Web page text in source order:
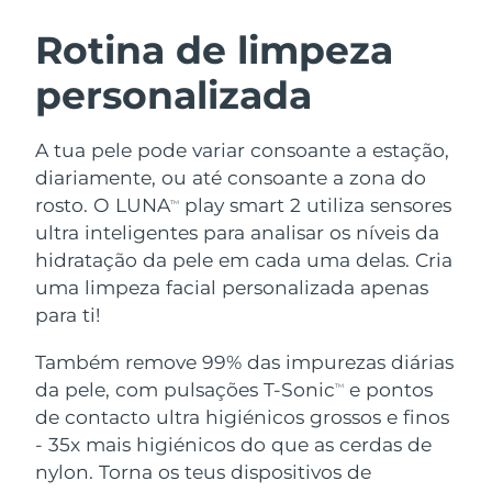
Rotina de limpeza
personalizada
A tua pele pode variar consoante a estação,
diariamente, ou até consoante a zona do
rosto. O LUNATM
play smart 2 utiliza sensores
ultra inteligentes para analisar os níveis da
hidratação da pele em cada uma delas. Cria
uma limpeza facial personalizada apenas
para ti!
Também remove 99% das impurezas diárias
da pele, com pulsações T-SonicTM
e pontos
de contacto ultra higiénicos grossos e finos
- 35x mais higiénicos do que as cerdas de
nylon. Torna os teus dispositivos de
LUNA™ 4 kit
Anti-aging massage
LUNA™ 4 Plus
LUNA™ 4 Men
For men, anti-aging massage
BEAR™ 2 kit
Microcurrent toning
BEAR™ 2 go
BEAR™ 2 eyes & lips
Microcurrent line smoothing device
Hidratação
UFO™ 3 kit
UFO™ 3 LED
Near-infrared and red light therapy
device
Cuidado oral
issa™ 4 plus
Smart hybrid silicone sonic toothbrush
TRATAMENTO ANTIENVELHECIMENTO
FAQ™
Antienvelhecimento Tratamentos LED
NEW
Áustria
Barein Entrega prevista
Bélgica
Bermudas Entrega prevista8/17/26
Bósnia e
Herzegovina
Entrega prevista 8/14/26
Brunei
Bulgária Entrega prevista8/11/26
Canadá Entrega prevista8/15/26
Chile Entrega prevista